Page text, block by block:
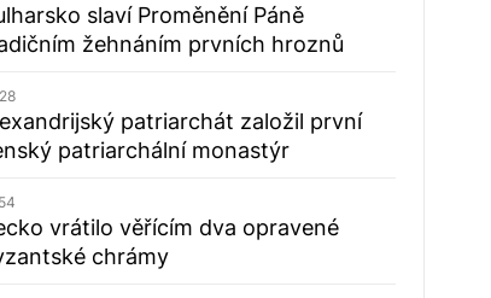
slaví Proměnění Páně
žehnáním prvních hroznů
patriarchát založil první
patriarchální monastýr
vrátilo věřícím dva opravené
chrámy